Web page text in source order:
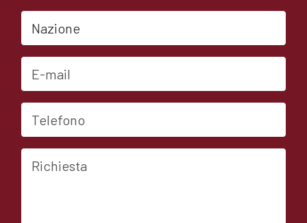
Nazione
E-mail
Telefono
Richiesta